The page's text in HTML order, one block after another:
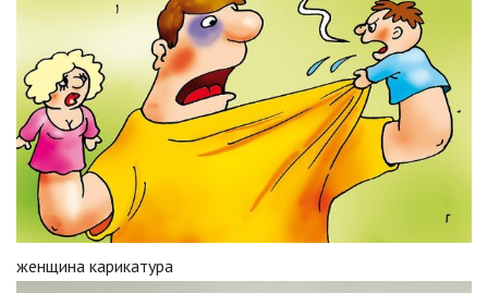
женщина карикатура